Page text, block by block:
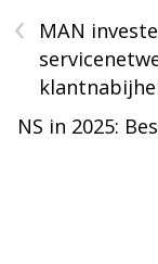
‹
MAN
NS in 2025: